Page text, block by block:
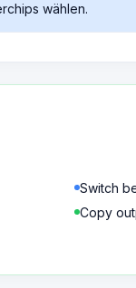
wählen.
Switch
Copy